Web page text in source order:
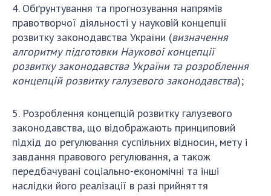
4. Обґрунтування та прогнозування напрямів
правотворчої діяльності у науковій концепції
розвитку законодавства України (визначення
алгоритму підготовки Наукової концепції
розвитку законодавства України та розроблення
концепцій розвитку галузевого законодавства);
5. Розроблення концепцій розвитку галузевого
законодавства, що відображають принциповий
підхід до регулювання суспільних відносин, мету і
завдання правового регулювання, а також
передбачувані соціально-економічні та інші
наслідки його реалізації в разі прийняття